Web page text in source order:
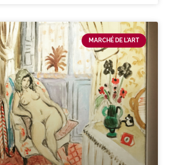
MARCHÉ DE L'ART